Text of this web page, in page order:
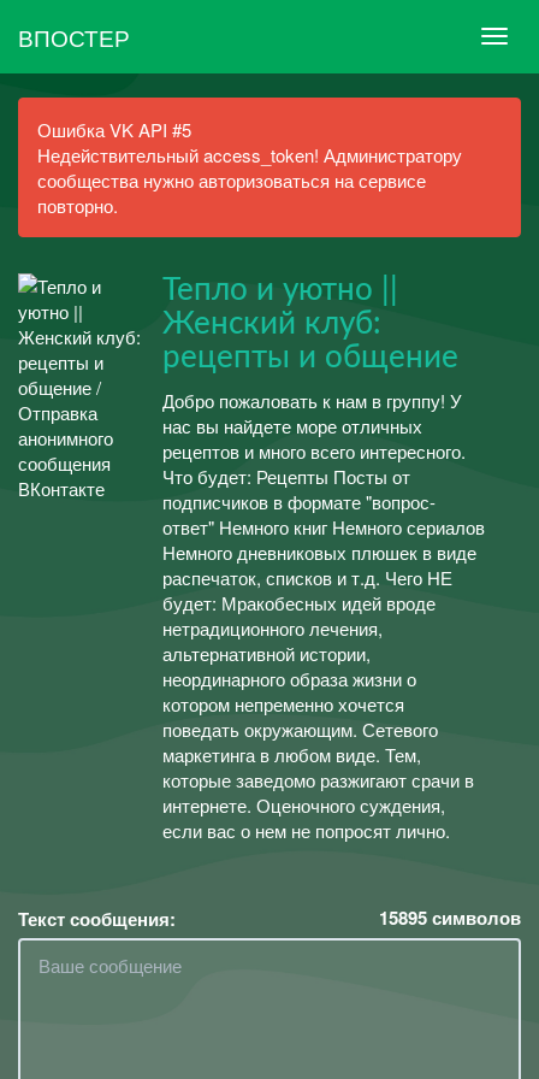
ВПОСТЕР
Ошибка VK API #5
Недействительный access_token! Администратору
сообщества нужно авторизоваться на сервисе
повторно.
Тепло и уютно ||
Женский клуб:
рецепты и общение
Добро пожаловать к нам в группу! У
нас вы найдете море отличных
рецептов и много всего интересного.
Что будет: Рецепты Посты от
подписчиков в формате "вопрос-
ответ" Немного книг Немного сериалов
Немного дневниковых плюшек в виде
распечаток, списков и т.д. Чего НЕ
будет: Мракобесных идей вроде
нетрадиционного лечения,
альтернативной истории,
неординарного образа жизни о
котором непременно хочется
поведать окружающим. Сетевого
маркетинга в любом виде. Тем,
которые заведомо разжигают срачи в
интернете. Оценочного суждения,
если вас о нем не попросят лично.
Текст сообщения: 15895символов